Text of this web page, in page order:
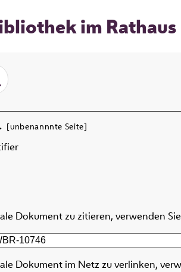
im Rathaus
[unbenannnte Seite]
Dokument zu zitieren, verwenden
Dokument im Netz zu verlinken,